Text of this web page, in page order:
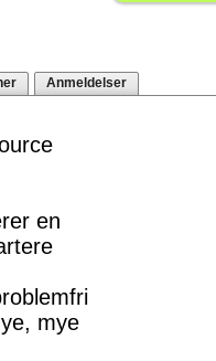
Anmeldelser
en
mye